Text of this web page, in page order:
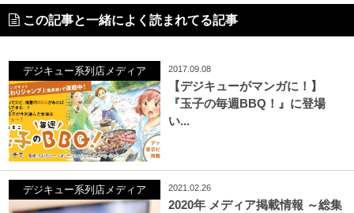
この記事と一緒によく読まれてる記事
デジキュー系列店メディア 2017.09.08
【デジキューがマンガに！】
『玉子の毎週BBQ！』に登場
い...
デジキュー系列店メディア 2021.02.26
2020年 メディア掲載情報 ～総集